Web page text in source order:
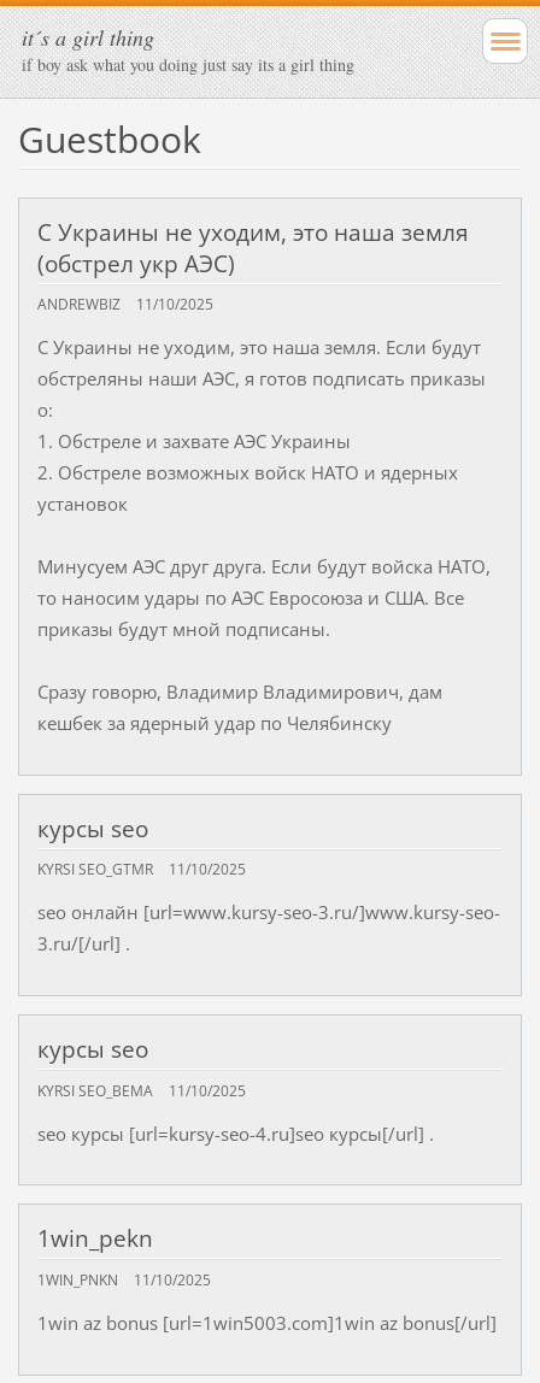
it´s a girl thing
if boy ask what you doing just say its a girl thing
Guestbook
С Украины не уходим, это наша земля
(обстрел укр АЭС)
ANDREWBIZ 11/10/2025
С Украины не уходим, это наша земля. Если будут
обстреляны наши АЭС, я готов подписать приказы
о:
1. Обстреле и захвате АЭС Украины
2. Обстреле возможных войск НАТО и ядерных
установок
Минусуем АЭС друг друга. Если будут войска НАТО,
то наносим удары по АЭС Евросоюза и США. Все
приказы будут мной подписаны.
Сразу говорю, Владимир Владимирович, дам
кешбек за ядерный удар по Челябинску
курсы seo
KYRSI SEO_GTMR 11/10/2025
seo онлайн [url=www.kursy-seo-3.ru/]www.kursy-seo-
3.ru/[/url] .
курсы seo
KYRSI SEO_BEMA 11/10/2025
seo курсы [url=kursy-seo-4.ru]seo курсы[/url] .
1win_pekn
1WIN_PNKN 11/10/2025
1win az bonus [url=1win5003.com]1win az bonus[/url]